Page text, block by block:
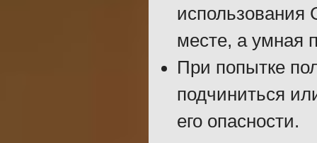
использования
месте, а умная
При попытке
подчиниться
его опасности.